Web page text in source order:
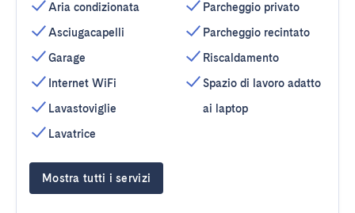
Aria condizionata
Asciugacapelli
Garage
Internet WiFi
Lavastoviglie
Lavatrice
Parcheggio privato
Parcheggio recintato
Riscaldamento
Spazio di lavoro adatto
ai laptop
Mostra tutti i servizi